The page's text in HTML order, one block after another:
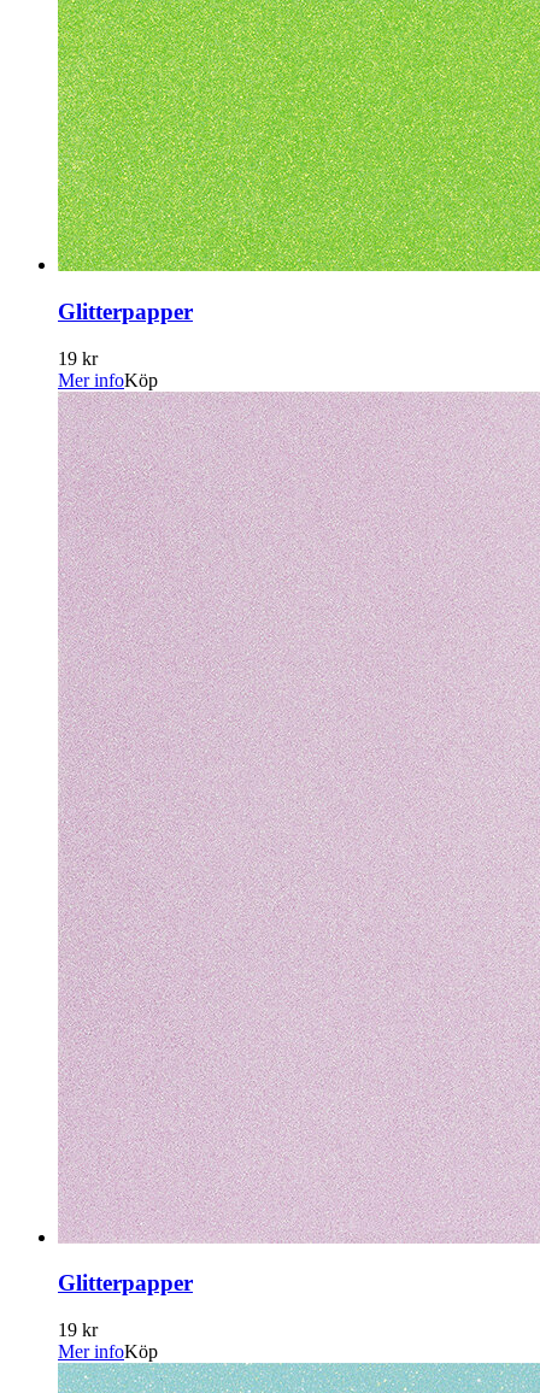
Glitterpapper
19 kr
Mer infoKöp
Glitterpapper
19 kr
Mer infoKöp